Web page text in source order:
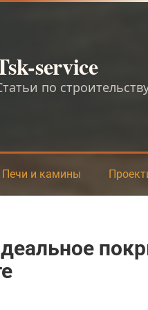
service
по
Печи и камины